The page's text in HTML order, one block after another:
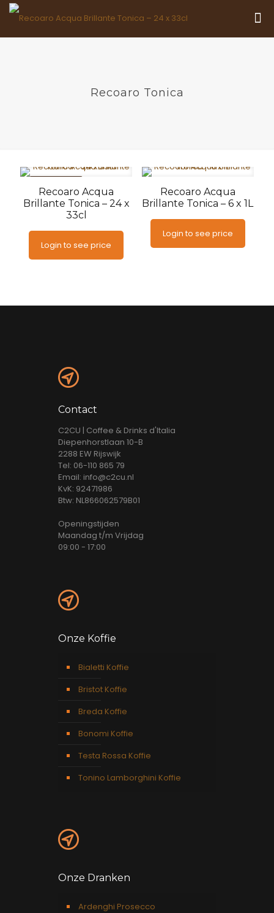
Recoaro Tonica
Recoaro Acqua
Brillante Tonica – 24 x
33cl
Login to see price
Recoaro Acqua
Brillante Tonica – 6 x 1L
Login to see price
Contact
C2CU | Coffee & Drinks d'Italia
Diepenhorstlaan 10-B
2288 EW Rijswijk
Tel: 06-110 865 79
Email: info@c2cu.nl
KvK: 92471986
Btw: NL866062579B01
Openingstijden
Maandag t/m Vrijdag
09:00 - 17:00
Onze Koffie
Bialetti Koffie
Bristot Koffie
Breda Koffie
Bonomi Koffie
Testa Rossa Koffie
Tonino Lamborghini Koffie
Onze Dranken
Ardenghi Prosecco